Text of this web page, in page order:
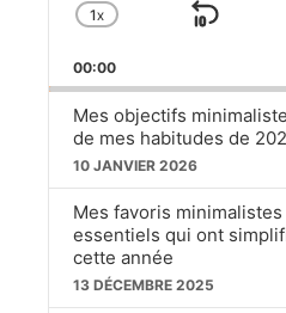
CHANGE
RATE
1X
SKIP
00:00
Mes objectifs
de mes habitudes de
10 JANVIER 2026
Mes favoris
essentiels qui ont
cette année
13 DÉCEMBRE 2025